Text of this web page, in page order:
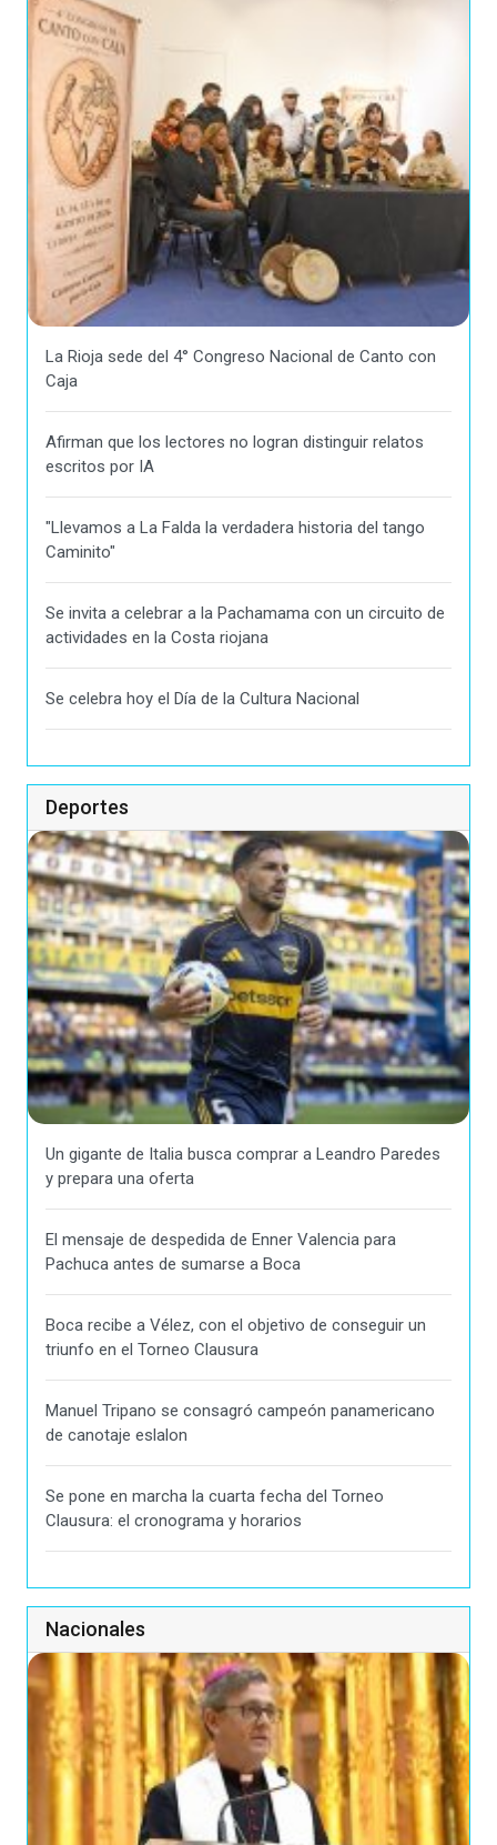
La Rioja sede del 4° Congreso Nacional de Canto con
Caja
Afirman que los lectores no logran distinguir relatos
escritos por IA
"Llevamos a La Falda la verdadera historia del tango
Caminito"
Se invita a celebrar a la Pachamama con un circuito de
actividades en la Costa riojana
Se celebra hoy el Día de la Cultura Nacional
Deportes
Un gigante de Italia busca comprar a Leandro Paredes
y prepara una oferta
El mensaje de despedida de Enner Valencia para
Pachuca antes de sumarse a Boca
Boca recibe a Vélez, con el objetivo de conseguir un
triunfo en el Torneo Clausura
Manuel Tripano se consagró campeón panamericano
de canotaje eslalon
Se pone en marcha la cuarta fecha del Torneo
Clausura: el cronograma y horarios
Nacionales